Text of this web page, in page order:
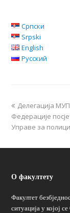
Српски
Srpski
English
Русский
Делегацијa
Федерације
Управе за
О факултету
Факултет
ситуација у којој